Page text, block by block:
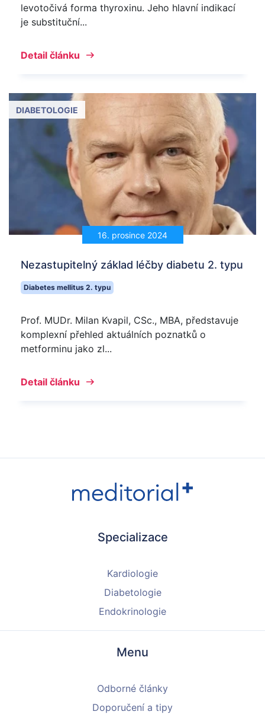
levotočivá forma thyroxinu. Jeho hlavní indikací
je substituční...
Detail článku
16. prosince 2024
DIABETOLOGIE
Nezastupitelný základ léčby diabetu 2. typu
Diabetes mellitus 2. typu
Prof. MUDr. Milan Kvapil, CSc., MBA, představuje
komplexní přehled aktuálních poznatků o
metforminu jako zl...
Detail článku
Specializace
Kardiologie
Diabetologie
Endokrinologie
Menu
Odborné články
Doporučení a tipy